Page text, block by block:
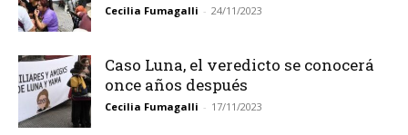
Cecilia Fumagalli - 24/11/2023
Caso Luna, el veredicto se conocerá
once años después
Cecilia Fumagalli - 17/11/2023